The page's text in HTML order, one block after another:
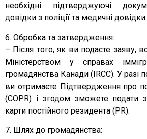
необхідні підтверджуючі
довідки з поліції та медичні довідки.
6. Обробка та затвердження:
– Після того, як ви подасте заяву,
Міністерством у справах
громадянства Канади (IRCC). У разі
ви отримаєте Підтвердження про
(COPR) і згодом зможете подати
карти постійного резидента (PR).
7. Шлях до громадянства: